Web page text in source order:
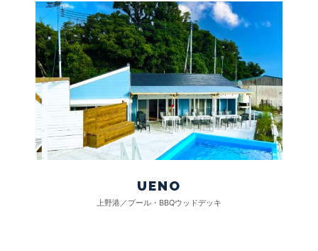
UENO
上野港／プール・BBQウッドデッキ